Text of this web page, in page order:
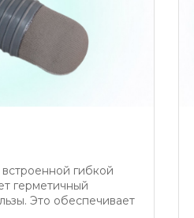
гибкой
герметичный
Это обеспечивает